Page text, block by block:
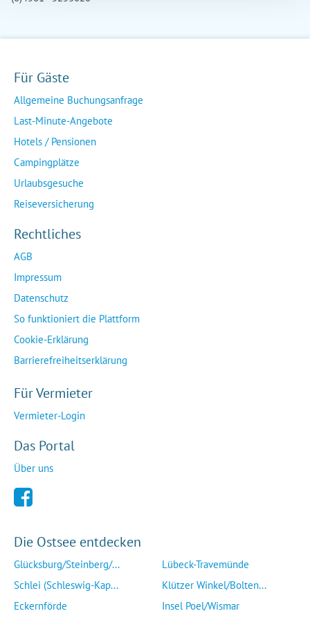
Für Gäste
Allgemeine Buchungsanfrage
Last-Minute-Angebote
Hotels / Pensionen
Campingplätze
Urlaubsgesuche
Reiseversicherung
Rechtliches
AGB
Impressum
Datenschutz
So funktioniert die Plattform
Cookie-Erklärung
Barrierefreiheitserklärung
Für Vermieter
Vermieter-Login
Das Portal
Über uns
Die Ostsee entdecken
Glücksburg/Steinberg/...
Schlei (Schleswig-Kap...
Eckernförde
Lübeck-Travemünde
Klützer Winkel/Bolten...
Insel Poel/Wismar